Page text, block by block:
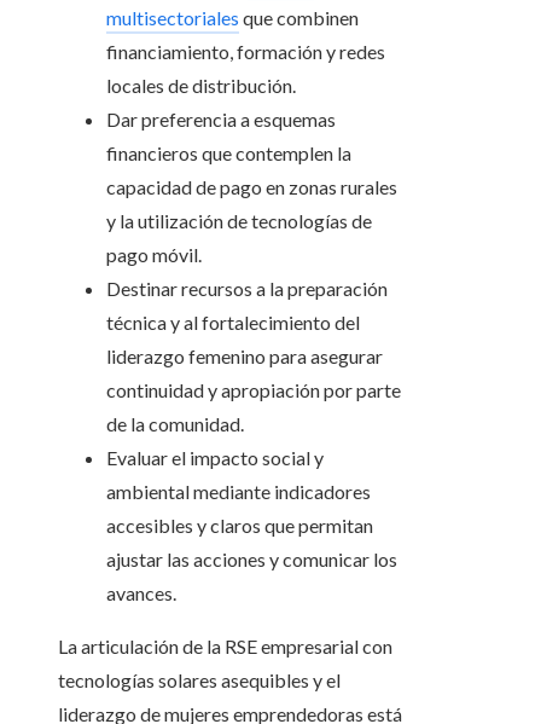
multisectoriales que combinen
financiamiento, formación y redes
locales de distribución.
Dar preferencia a esquemas
financieros que contemplen la
capacidad de pago en zonas rurales
y la utilización de tecnologías de
pago móvil.
Destinar recursos a la preparación
técnica y al fortalecimiento del
liderazgo femenino para asegurar
continuidad y apropiación por parte
de la comunidad.
Evaluar el impacto social y
ambiental mediante indicadores
accesibles y claros que permitan
ajustar las acciones y comunicar los
avances.
La articulación de la RSE empresarial con
tecnologías solares asequibles y el
liderazgo de mujeres emprendedoras está